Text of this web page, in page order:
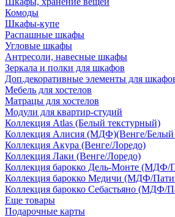
Комоды
Шкафы-купе
Распашные шкафы
Угловые шкафы
Антресоли, навесные шкафы
Зеркала и полки для шкафов
Доп.декоративные элементы для
Мебель для хостелов
Матрацы для хостелов
Модули для квартир-студий
Коллекция Atlas (Белый текстурный)
Коллекция Алисия (МДФ)(Венге/Белый
Коллекция Акура (Венге/Лоредо)
Коллекция Лаки (Венге/Лоредо)
Коллекция барокко Дель-Монте (МДФ/
Коллекция барокко Медичи (МДФ/
Коллекция барокко Себастьяно (МДФ/
Еще товары
Подарочные карты